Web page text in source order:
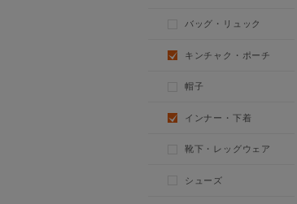
バッグ・リュック
キンチャク・ポーチ
帽子
インナー・下着
靴下・レッグウェア
シューズ